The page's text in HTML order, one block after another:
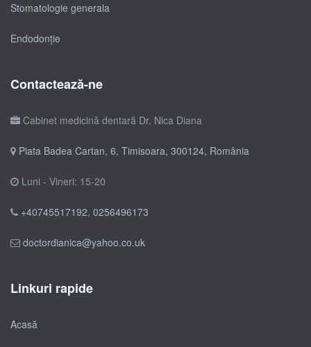
Stomatologie generala
Endodonție
Contactează-ne
Cabinet medicină dentară Dr. Nica Diana
Piata Badea Cartan, 6, Timisoara, 300124, România
Luni - Vineri: 15-20
+40745517192, 0256496173
doctordianica@yahoo.co.uk
Linkuri rapide
Acasă